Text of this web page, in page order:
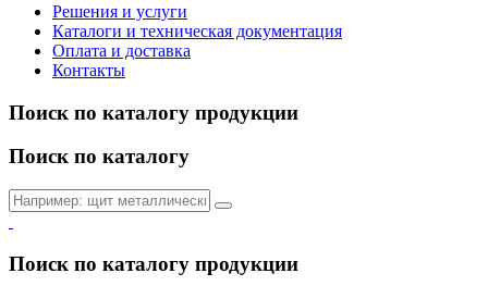
Решения и услуги
Каталоги и техническая документация
Оплата и доставка
Контакты
Поиск по каталогу продукции
Поиск по каталогу
Поиск по каталогу продукции